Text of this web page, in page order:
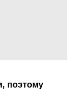
поэтому